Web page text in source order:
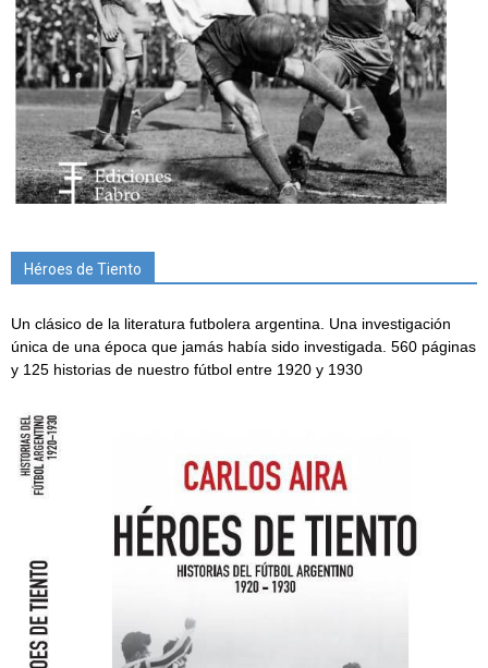
Héroes de Tiento
Un clásico de la literatura futbolera argentina. Una investigación
única de una época que jamás había sido investigada. 560 páginas
y 125 historias de nuestro fútbol entre 1920 y 1930